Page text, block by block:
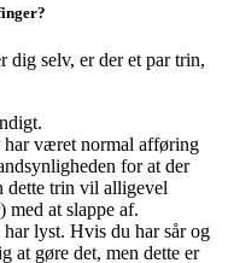
dig selv, er der et par trin,
har været normal afføring
for at der
dette trin vil alligevel
at slappe af.
lyst. Hvis du har sår og
at gøre det, men dette er